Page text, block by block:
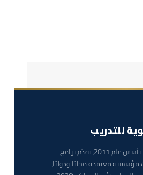
للتدريب
معهد تدريبي رائد تأسس عام 2011، يقدّم برامج
معتمدة محليًا ودوليًا،